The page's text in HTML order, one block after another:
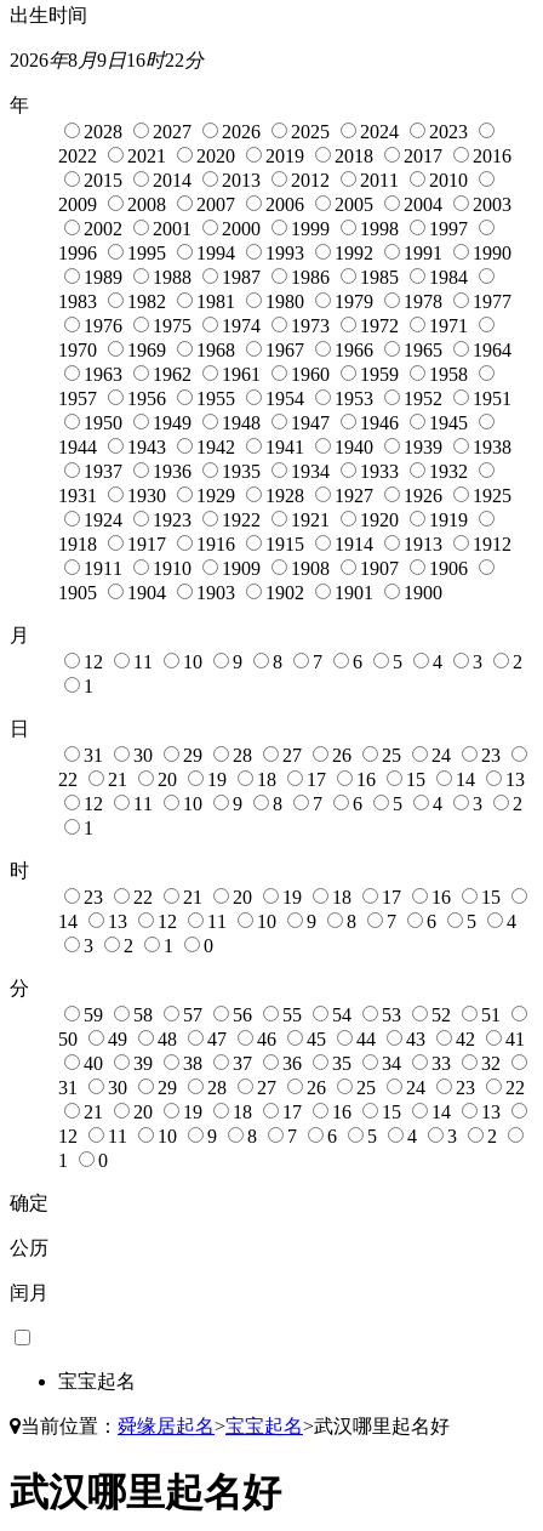
出生时间
2026年8月9日16时22分
年
2028
2027 2026 2025 2024
2023
2022
2021 2020 2019 2018 2017
2016
2015
2014 2013 2012 2011
2010
2009
2008 2007 2006 2005 2004
2003
2002
2001 2000 1999 1998
1997
1996
1995 1994 1993 1992 1991
1990
1989
1988 1987 1986 1985
1984
1983
1982 1981 1980 1979 1978
1977
1976
1975 1974 1973 1972
1971
1970
1969 1968 1967 1966 1965
1964
1963
1962 1961 1960 1959
1958
1957
1956 1955 1954 1953 1952
1951
1950
1949 1948 1947 1946
1945
1944
1943 1942 1941 1940 1939
1938
1937
1936 1935 1934 1933
1932
1931
1930 1929 1928 1927 1926
1925
1924
1923 1922 1921 1920
1919
1918
1917 1916 1915 1914 1913
1912
1911
1910 1909 1908 1907
1906
1905
1904 1903 1902 1901 1900
月
12
11 10 9 8 7 6 5 4 3
2
1
日
31
30 29 28 27 26 25 24
23
22
21 20 19 18 17 16 15 14
13
12
11 10 9 8 7 6 5 4 3
2
1
时
23
22 21 20 19 18 17 16
15
14
13 12 11 10 9 8 7 6 5
4
3
2 1 0
分
59
58 57 56 55 54 53 52
51
50
49 48 47 46 45 44 43 42
41
40
39 38 37 36 35 34 33
32
31
30 29 28 27 26 25 24 23
22
21
20 19 18 17 16 15 14
13
12
11 10 9 8 7 6 5 4 3
2
1
0
确定
公历
闰月
宝宝起名
当前位置： 舜缘居起名>宝宝起名>武汉哪里起名好
武汉哪里起名好